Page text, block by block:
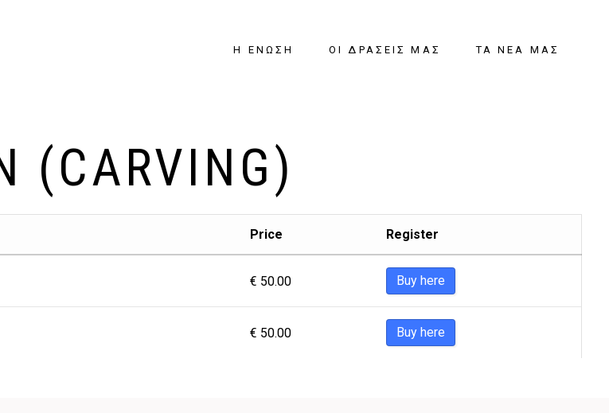
Η ΈΝΩΣΗ ΟΙ ΔΡΆΣΕΙΣ ΜΑΣ ΤΑ ΝΈΑ ΜΑΣ
(CARVING)
Price Register
€ 50.00 Buy here
€ 50.00 Buy here